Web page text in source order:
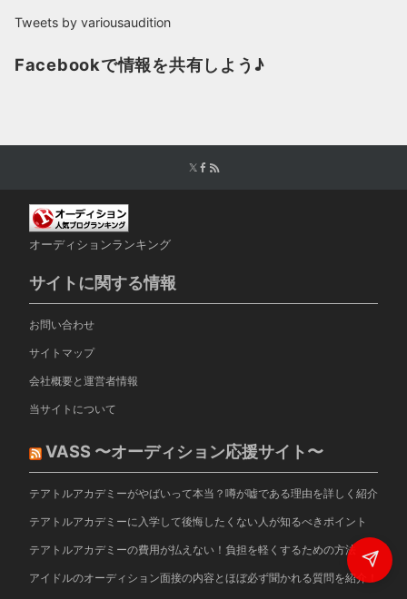
Tweets by variousaudition
Facebookで情報を共有しよう♪
オーディションランキング
サイトに関する情報
お問い合わせ
サイトマップ
会社概要と運営者情報
当サイトについて
VASS 〜オーディション応援サイト〜
テアトルアカデミーがやばいって本当？噂が嘘である理由を詳しく紹介
テアトルアカデミーに入学して後悔したくない人が知るべきポイント
テアトルアカデミーの費用が払えない！負担を軽くするための方法
アイドルのオーディション面接の内容とほぼ必ず聞かれる質問を紹介！